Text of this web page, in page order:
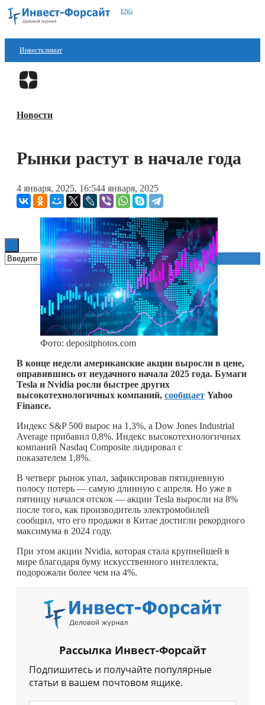
ENG
Инвестклимат
Финансы
Блокчейн
ESG
Новости
Рынки растут в начале года
4 января, 2025, 16:544 января, 2025
Фото: depositphotos.com
В конце недели американские акции выросли в цене,
оправившись от неудачного начала 2025 года. Бумаги
Tesla и Nvidia росли быстрее других
высокотехнологичных компаний, сообщает Yahoo
Finance.
Индекс S&P 500 вырос на 1,3%, а Dow Jones Industrial
Average прибавил 0,8%. Индекс высокотехнологичных
компаний Nasdaq Composite лидировал с
показателем 1,8%.
В четверг рынок упал, зафиксировав пятидневную
полосу потерь — самую длинную с апреля. Но уже в
пятницу начался отскок — акции Tesla выросли на 8%
после того, как производитель электромобилей
сообщил, что его продажи в Китае достигли рекордного
максимума в 2024 году.
При этом акции Nvidia, которая стала крупнейшей в
мире благодаря буму искусственного интеллекта,
подорожали более чем на 4%.
Рассылка Инвест-Форсайт
Подпишитесь и получайте популярные
статьи в вашем почтовом ящике.